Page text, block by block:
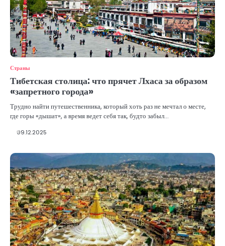
Страны
Тибетская столица: что прячет Лхаса за образом
«запретного города»
Трудно найти путешественника, который хоть раз не мечтал о месте,
где горы «дышат», а время ведет себя так, будто забыл…
09.12.2025